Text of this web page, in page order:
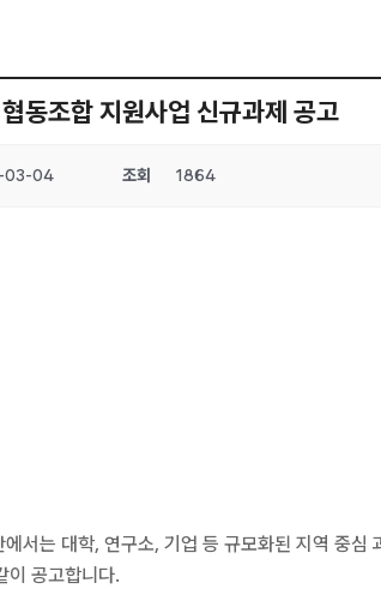
동조합 지원사업 신규과제 공고
03-04 조회 1864
서는 대학, 연구소, 기업 등 규모화된 지역 중
이 공고합니다.